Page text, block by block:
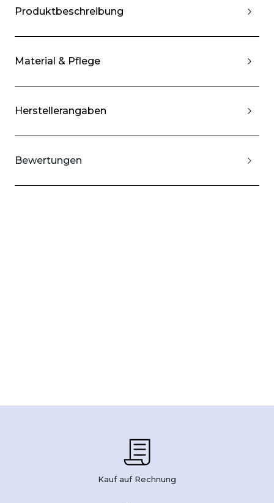
Produktbeschreibung
Material & Pflege
Herstellerangaben
Bewertungen
Kauf auf Rechnung